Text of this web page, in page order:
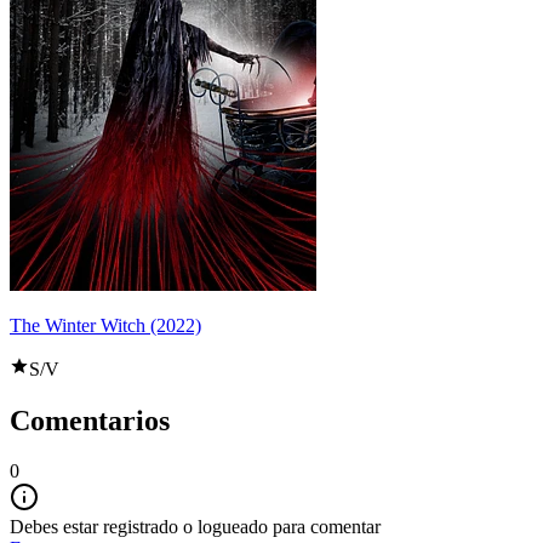
The Winter Witch (2022)
S/V
Comentarios
0
Debes estar registrado o logueado para comentar